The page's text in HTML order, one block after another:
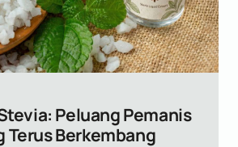
Peluang Pemanis
Terus Berkembang